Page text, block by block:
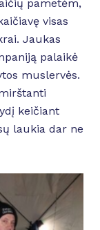
pametėm,
visas
Jaukas
palaikė
muslervės.
keičiant
laukia dar ne